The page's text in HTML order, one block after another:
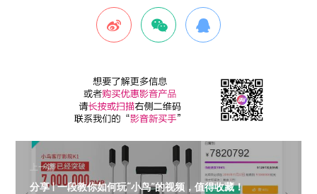
上一篇
分享 | 一段教你如何玩“小鸟”的视频，值得收藏！